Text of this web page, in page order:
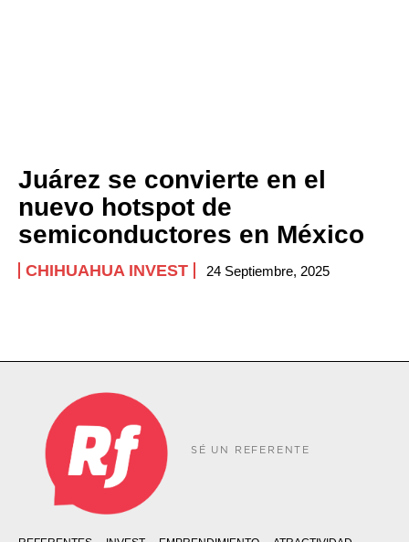
Juárez se convierte en el
nuevo hotspot de
semiconductores en México
CHIHUAHUA INVEST 24 Septiembre, 2025
SÉ UN REFERENTE